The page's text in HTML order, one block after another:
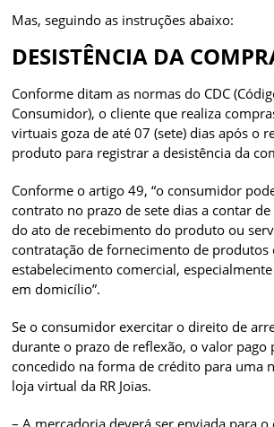
Mas, seguindo as instruções abaixo:
DESISTÊNCIA DA
Conforme ditam as normas do CDC
Consumidor), o cliente que realiza
virtuais goza de até 07 (sete) dias após o
produto para registrar a desistência da
Conforme o artigo 49, “o consumidor
contrato no prazo de sete dias a contar
do ato de recebimento do produto ou
contratação de fornecimento de
estabelecimento comercial,
em domicílio”.
Se o consumidor exercitar o direito de
durante o prazo de reflexão, o valor pago
concedido na forma de crédito para uma
loja virtual da RR Joias.
– A mercadoria deverá ser enviada para o